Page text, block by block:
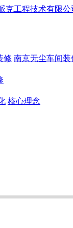
修 南京无尘车间装
核心理念